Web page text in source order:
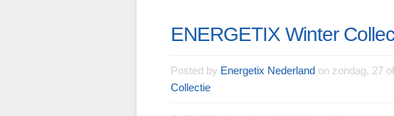
ENERGETIX Winter
Posted by Energetix Nederland on zondag, 27
Collectie